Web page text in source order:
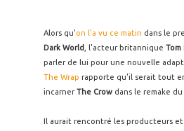
Alors qu'on l'a vu ce matin dans le
Dark World
, l'acteur britannique Tom
parler de lui pour une nouvelle
The Wrap rapporte qu'il serait tout
incarnerThe Crow dans le remake du
Il aurait rencontré les producteurs